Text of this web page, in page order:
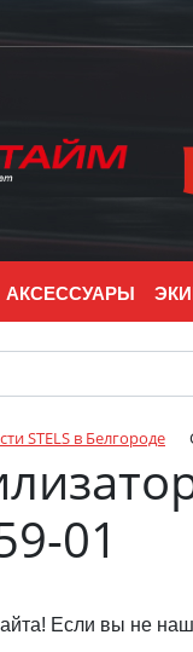
АКСЕССУАРЫ
STELS в Белгороде
01
Если вы не